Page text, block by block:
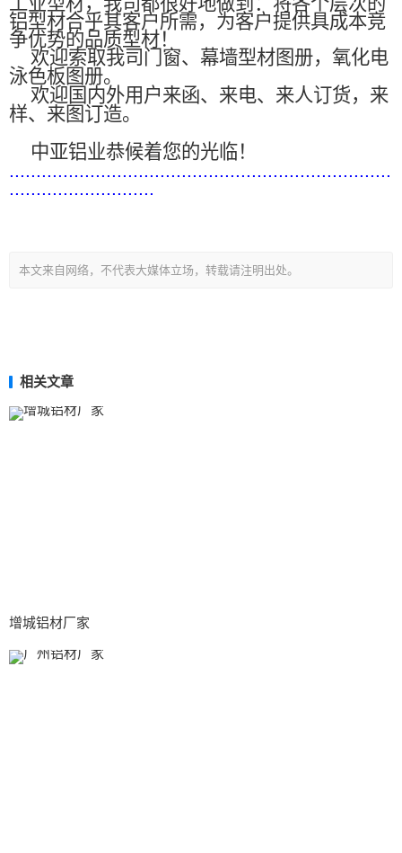
铝型材合乎其客户所需，为客户提供具成本竞
争优势的品质型材！
欢迎索取我司门窗、幕墙型材图册，氧化电
泳色板图册。
欢迎国内外用户来函、来电、来人订货，来
样、来图订造。
中亚铝业恭候着您的光临！
.......................................................................
...........................
本文来自网络，不代表大媒体立场，转载请注明出处。
相关文章
增城铝材厂家